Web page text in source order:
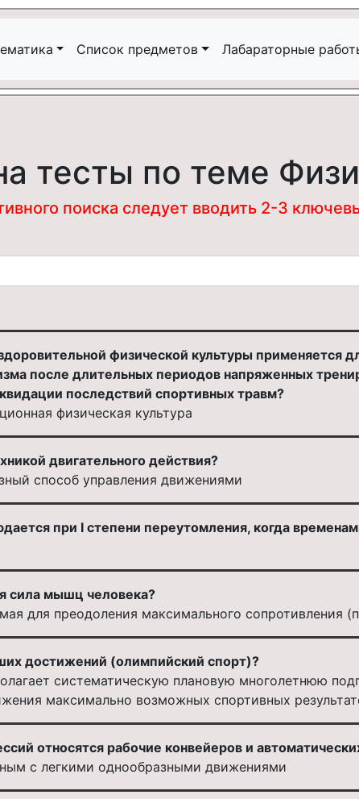
Список предметов Лабараторные
тесты по теме
поиска следует вводить 2-3
физической культуры применяется
после длительных периодов напряженных
последствий спортивных травм?
физическая культура
двигательного действия?
способ управления движениями
при I степени переутомления, когда
сила мышц человека?
для преодоления максимального сопротивления
достижений (олимпийский спорт)?
систематическую плановую многолетнюю
максимально возможных спортивных
относятся рабочие конвейеров и
с легкими однообразными движениями